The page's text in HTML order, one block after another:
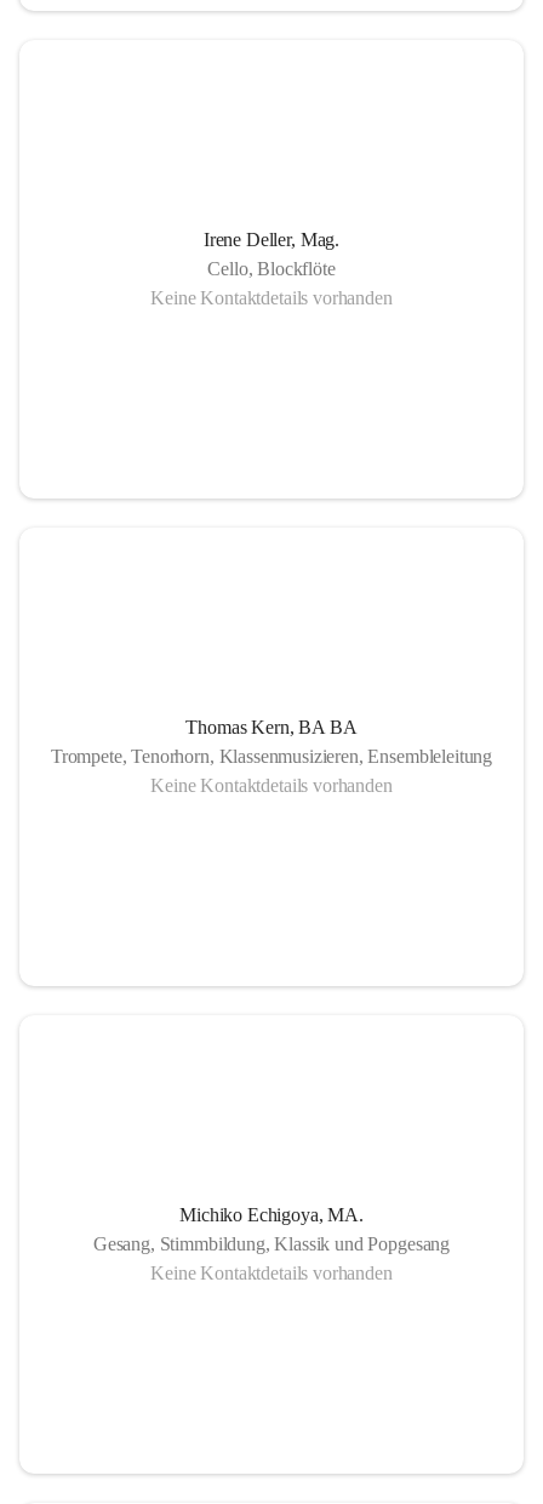
sich in der Fächervielfalt im künstlerischen Einzelunterricht
bis hin zu zahlreichen Ensembles. Damit ist gewährleistet,
dass jeder Musikschüler die Möglichkeit hat, sein erlerntes
Irene Deller, Mag.
Cello, Blockflöte
Keine Kontaktdetails vorhanden
Thomas Kern, BA BA
Trompete, Tenorhorn, Klassenmusizieren, Ensembleleitung
Keine Kontaktdetails vorhanden
Michiko Echigoya, MA.
Gesang, Stimmbildung, Klassik und Popgesang
Keine Kontaktdetails vorhanden